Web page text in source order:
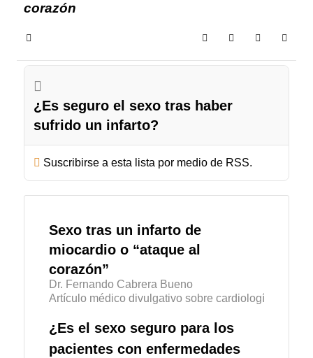
corazón
Home SearchSuscribirse a las
Sign In
¿Es seguro el sexo tras haber
sufrido un infarto?
Suscribirse a esta lista por medio de RSS.
Sexo tras un infarto de
miocardio o “ataque al
corazón”
Dr. Fernando Cabrera Bueno
Artículo médico divulgativo sobre cardiología
¿Es el sexo seguro para los
pacientes con enfermedades